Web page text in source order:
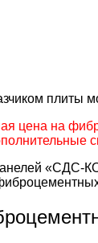
плиты
цена на
«СДС-